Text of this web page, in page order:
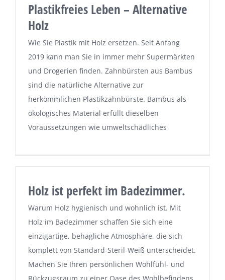
Plastikfreies Leben – Alternative
Holz
Wie Sie Plastik mit Holz ersetzen. Seit Anfang
2019 kann man Sie in immer mehr Supermärkten
und Drogerien finden. Zahnbürsten aus Bambus
sind die natürliche Alternative zur
herkömmlichen Plastikzahnbürste. Bambus als
ökologisches Material erfüllt dieselben
Voraussetzungen wie umweltschädliches
Holz ist perfekt im Badezimmer.
Warum Holz hygienisch und wohnlich ist. Mit
Holz im Badezimmer schaffen Sie sich eine
einzigartige, behagliche Atmosphäre, die sich
komplett von Standard-Steril-Weiß unterscheidet.
Machen Sie Ihren persönlichen Wohlfühl- und